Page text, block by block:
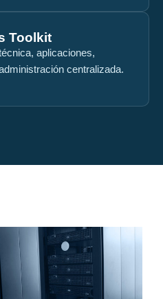
Toolkit
aplicaciones,
centralizada.